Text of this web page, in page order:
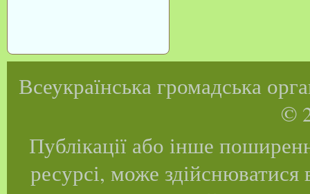
Всеукраїнська громадська
©
Публікації або інше
ресурсі, може здійснюватися